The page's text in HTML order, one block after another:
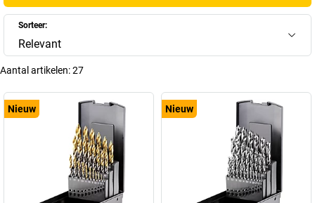
Sorteer:
Relevant
Aantal artikelen:27
Nieuw Nieuw